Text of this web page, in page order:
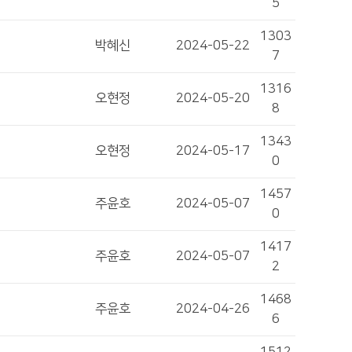
5
박혜신 2024-05-22
1303
7
오현정 2024-05-20
1316
8
오현정 2024-05-17
1343
0
주윤호 2024-05-07
1457
0
주윤호 2024-05-07
1417
2
주윤호 2024-04-26
1468
6